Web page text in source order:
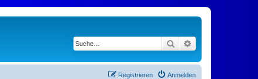
Suche
Anmelden
Registrieren